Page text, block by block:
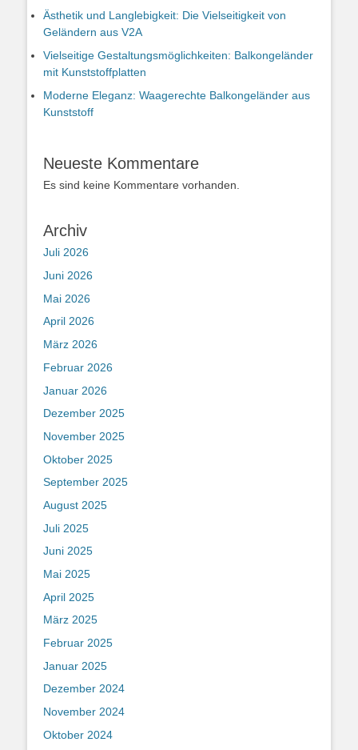
Ästhetik und Langlebigkeit: Die Vielseitigkeit von
Geländern aus V2A
Vielseitige Gestaltungsmöglichkeiten: Balkongeländer
mit Kunststoffplatten
Moderne Eleganz: Waagerechte Balkongeländer aus
Kunststoff
Neueste Kommentare
Es sind keine Kommentare vorhanden.
Archiv
Juli 2026
Juni 2026
Mai 2026
April 2026
März 2026
Februar 2026
Januar 2026
Dezember 2025
November 2025
Oktober 2025
September 2025
August 2025
Juli 2025
Juni 2025
Mai 2025
April 2025
März 2025
Februar 2025
Januar 2025
Dezember 2024
November 2024
Oktober 2024